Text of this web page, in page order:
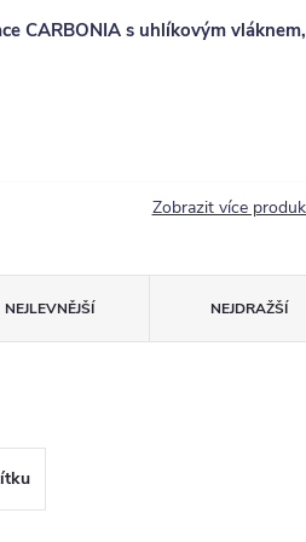
CARBONIA s uhlíkovým
Zobrazit více
NEJLEVNĚJŠÍ NEJDRAŽŠÍ